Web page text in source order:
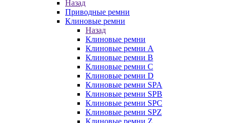
Назад
Приводные ремни
Клиновые ремни
Назад
Клиновые ремни
Клиновые ремни A
Клиновые ремни B
Клиновые ремни C
Клиновые ремни D
Клиновые ремни SPA
Клиновые ремни SPB
Клиновые ремни SPC
Клиновые ремни SPZ
Клиновые ремни Z